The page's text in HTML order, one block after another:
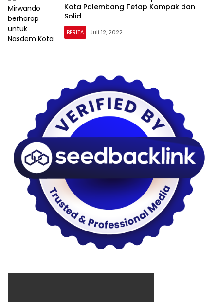
Kota Palembang Tetap Kompak dan
Solid
BERITA Juli 12, 2022